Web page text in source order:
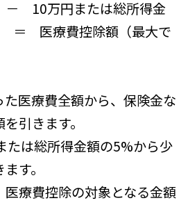
10万円または総所得金
＝ 医療費控除額（最大で
た医療費全額から、保険金な
引きます。
たは総所得金額の5%から少
す。
医療費控除の対象となる金額